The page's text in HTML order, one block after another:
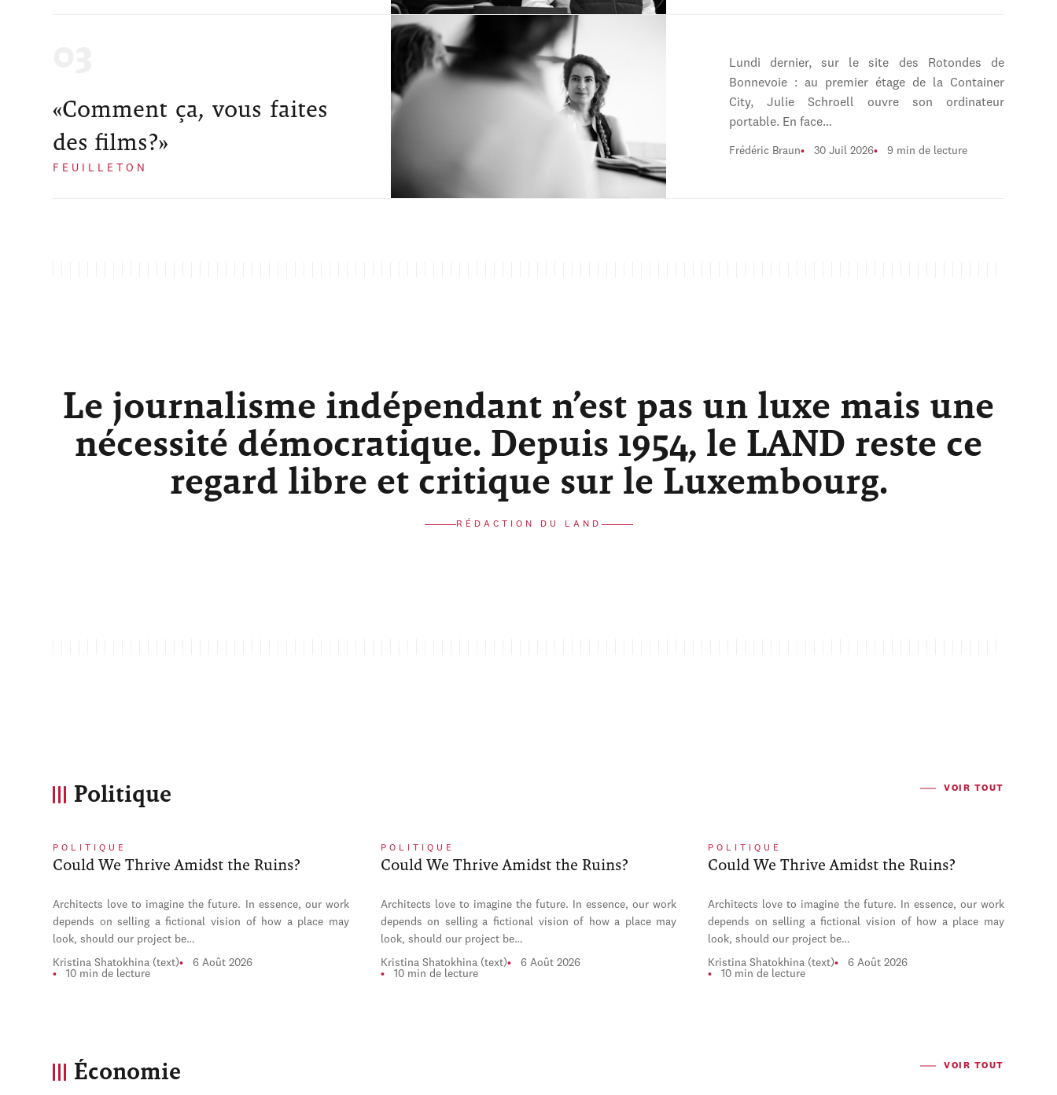
«Comment ça, vous faites
des films?»
FEUILLETON
Lundi dernier, sur le site des Rotondes de
Bonnevoie : au premier étage de la Container
City, Julie Schroell ouvre son ordinateur
portable. En face…
Frédéric Braun 30 Juil 2026 9 min de lecture
Le journalisme indépendant n’est pas un luxe mais une
nécessité démocratique. Depuis 1954, le LAND reste ce
regard libre et critique sur le Luxembourg.
RÉDACTION DU LAND
Politique VOIR TOUT
POLITIQUE
Could We Thrive Amidst the Ruins?
Architects love to imagine the future. In essence, our work
depends on selling a fictional vision of how a place may
look, should our project be…
Kristina Shatokhina (text)
6 Août 2026
10 min de lecture
POLITIQUE
Could We Thrive Amidst the Ruins?
Architects love to imagine the future. In essence, our work
depends on selling a fictional vision of how a place may
look, should our project be…
Kristina Shatokhina (text)
6 Août 2026
10 min de lecture
POLITIQUE
Could We Thrive Amidst the Ruins?
Architects love to imagine the future. In essence, our work
depends on selling a fictional vision of how a place may
look, should our project be…
Kristina Shatokhina (text)
6 Août 2026
10 min de lecture
Économie VOIR TOUT